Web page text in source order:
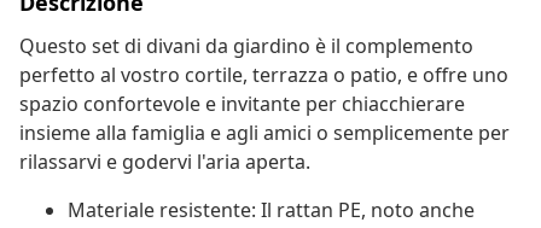
Questo set di divani da giardino è il complemento
perfetto al vostro cortile, terrazza o patio, e offre uno
spazio confortevole e invitante per chiacchierare
insieme alla famiglia e agli amici o semplicemente per
rilassarvi e godervi l'aria aperta.
Materiale resistente: Il rattan PE, noto anche